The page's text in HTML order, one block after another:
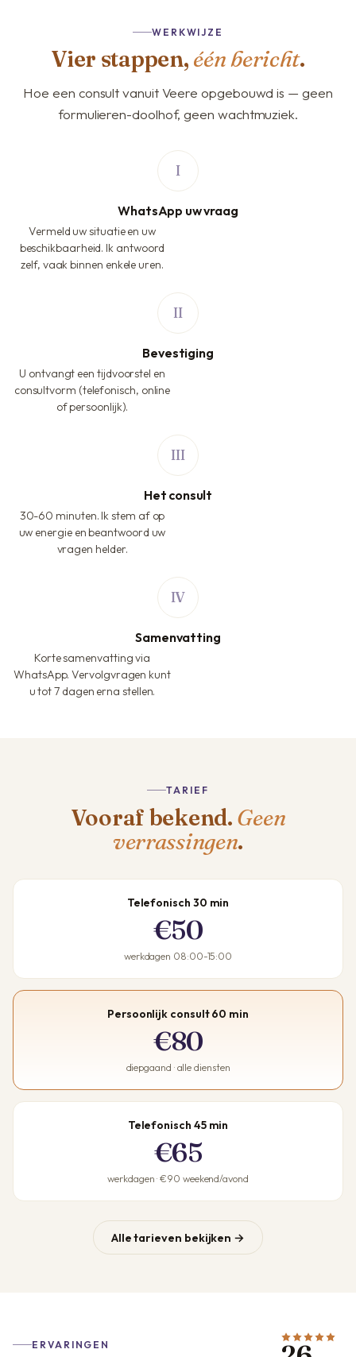
WERKWIJZE
Vier stappen, één bericht.
Hoe een consult vanuit Veere opgebouwd is — geen
formulieren-doolhof, geen wachtmuziek.
WhatsApp uw vraag
Vermeld uw situatie en uw
beschikbaarheid. Ik antwoord
zelf, vaak binnen enkele uren.
Bevestiging
U ontvangt een tijdvoorstel en
consultvorm (telefonisch, online
of persoonlijk).
Het consult
30-60 minuten. Ik stem af op
uw energie en beantwoord uw
vragen helder.
Samenvatting
Korte samenvatting via
WhatsApp. Vervolgvragen kunt
u tot 7 dagen erna stellen.
TARIEF
Vooraf bekend. Geen
verrassingen.
Telefonisch 30 min
€50
werkdagen 08:00-15:00
Persoonlijk consult 60 min
€80
diepgaand · alle diensten
Telefonisch 45 min
€65
werkdagen · €90 weekend/avond
Alle tarieven bekijken →
ERVARINGEN